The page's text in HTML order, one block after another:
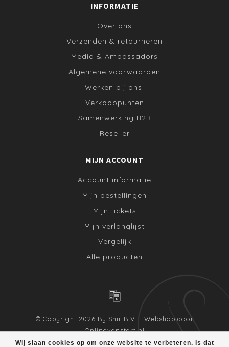
Wij slaan cookies op om onze website te verbeteren. Is dat
INFORMATIE
Over ons
Verzenden & retourneren
Media & Ambassadors
Algemene voorwaarden
Werken bij ons!
Verkooppunten
Samenwerking B2B
Reseller
MIJN ACCOUNT
Account informatie
Mijn bestellingen
Mijn tickets
Mijn verlanglijst
Vergelijk
Alle producten
© Copyright 2026 By Shir B.V. - Webshop door
Onlinevanstart.nl